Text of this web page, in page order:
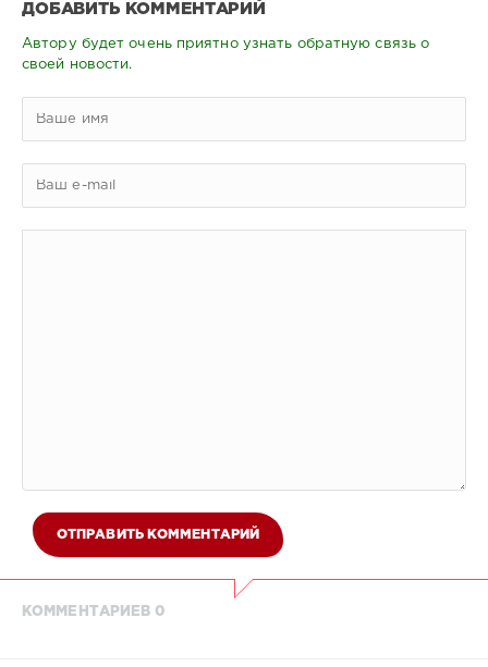
ДОБАВИТЬ КОММЕНТАРИЙ
Автору будет очень приятно узнать обратную связь о
своей новости.
ОТПРАВИТЬ КОММЕНТАРИЙ
КОММЕНТАРИЕВ 0